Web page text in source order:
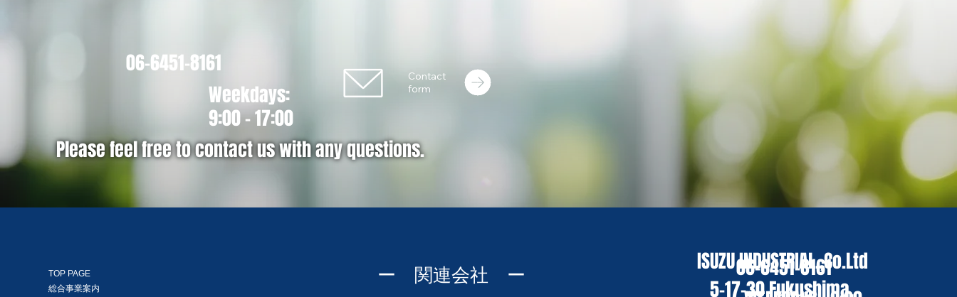
06-6451-8161
Weekdays:
9:00 - 17:00
Contact
form
Please feel free to contact us with any questions.
TOP PAGE
総合事業案内
ー 関連会社 ー
06-6451-8161
ISUZU INDUSTRIAL.,Co.Ltd
5-17-30 Fukushima,